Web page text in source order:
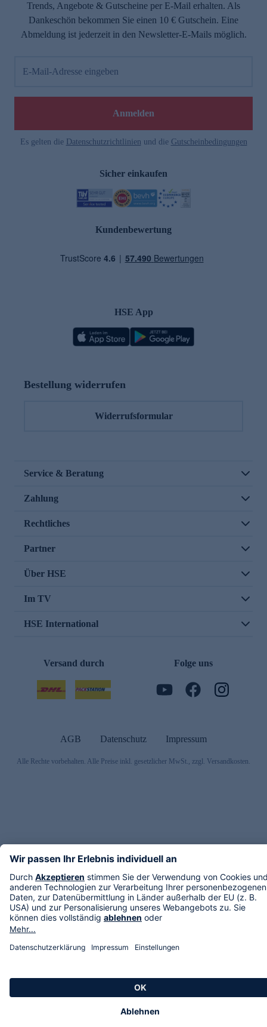
Trends, Angebote & Gutscheine per E-Mail erhalten. Als
Dankeschön bekommen Sie einen 10 € Gutschein. Eine
Abmeldung ist jederzeit in den Newsletter-E-Mails möglich.
E-Mail-Adresse eingeben
Anmelden
Es gelten die Datenschutzrichtlinien und die Gutscheinbedingungen
Sicher einkaufen
Kundenbewertung
HSE App
Bestellung widerrufen
Widerrufsformular
Service & Beratung
Zahlung
Rechtliches
Partner
Über HSE
Im TV
HSE International
Versand durch Folge uns
AGB Datenschutz Impressum
Alle Rechte vorbehalten. Alle Preise inkl. gesetzlicher MwSt., zzgl. Versandkosten.